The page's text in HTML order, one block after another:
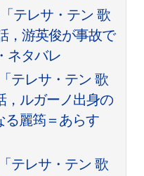
テレサ・テン 歌
，游英俊が事故で
ネタバレ
テレサ・テン 歌
，ルガーノ出身の
る麗筠＝あらす
テレサ・テン 歌